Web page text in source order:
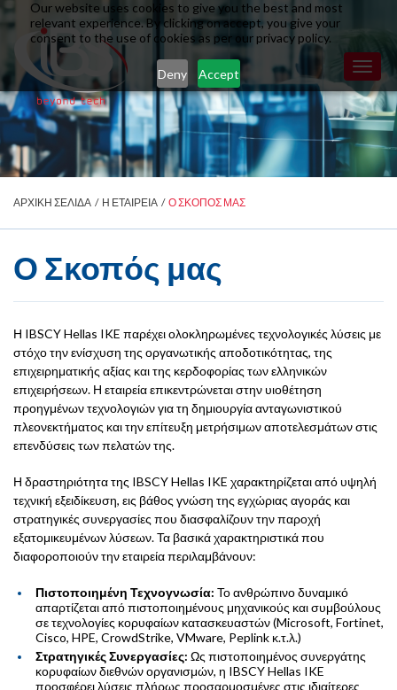
Our website uses cookies to give you the best and most
relevant experience. By clicking on accept, you give your
consent to the use of cookies as per our privacy policy.
Deny Accept
ΑΡΧΙΚΗ ΣΕΛΙΔΑ / Η ΕΤΑΙΡΕΙΑ / Ο ΣΚΟΠΟΣ ΜΑΣ
Ο Σκοπός μας
Η IBSCY Hellas IKE παρέχει ολοκληρωμένες τεχνολογικές λύσεις με
στόχο την ενίσχυση της οργανωτικής αποδοτικότητας, της
επιχειρηματικής αξίας και της κερδοφορίας των ελληνικών
επιχειρήσεων. Η εταιρεία επικεντρώνεται στην υιοθέτηση
προηγμένων τεχνολογιών για τη δημιουργία ανταγωνιστικού
πλεονεκτήματος και την επίτευξη μετρήσιμων αποτελεσμάτων στις
επενδύσεις των πελατών της.
Η δραστηριότητα της IBSCY Hellas IKE χαρακτηρίζεται από υψηλή
τεχνική εξειδίκευση, εις βάθος γνώση της εγχώριας αγοράς και
στρατηγικές συνεργασίες που διασφαλίζουν την παροχή
εξατομικευμένων λύσεων. Τα βασικά χαρακτηριστικά που
διαφοροποιούν την εταιρεία περιλαμβάνουν:
Πιστοποιημένη Τεχνογνωσία: Το ανθρώπινο δυναμικό
απαρτίζεται από πιστοποιημένους μηχανικούς και συμβούλους
σε τεχνολογίες κορυφαίων κατασκευαστών (Microsoft, Fortinet,
Cisco, HPE, CrowdStrike, VMware, Peplink κ.τ.λ.)
Στρατηγικές Συνεργασίες: Ως πιστοποιημένος συνεργάτης
κορυφαίων διεθνών οργανισμών, η IBSCY Hellas IKE
προσφέρει λύσεις πλήρως προσαρμοσμένες στις ιδιαίτερες